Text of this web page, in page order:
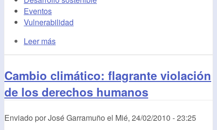
Eventos
Vulnerabilidad
Leer más
Cambio climático: flagrante violación
de los derechos humanos
Enviado porJosé Garramuño el Mié, 24/02/2010 - 23:25